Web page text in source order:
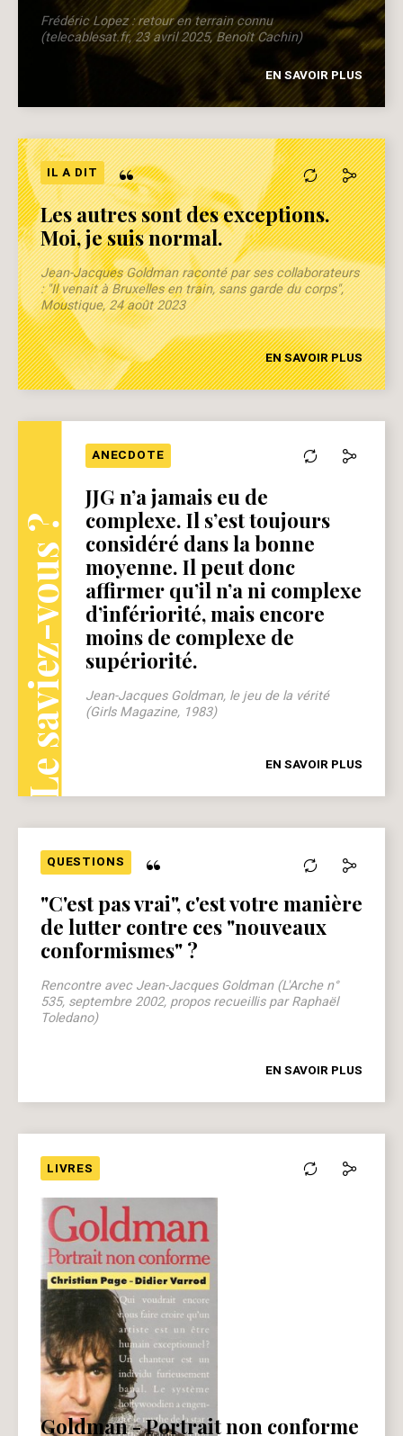
Frédéric Lopez : retour en terrain connu
(telecablesat.fr, 23 avril 2025, Benoît Cachin)
EN SAVOIR PLUS
IL A DIT “
Les autres sont des exceptions.
Moi, je suis normal.
Jean-Jacques Goldman raconté par ses collaborateurs
: "Il venait à Bruxelles en train, sans garde du corps",
Moustique, 24 août 2023
EN SAVOIR PLUS
Le saviez-vous ?
ANECDOTE
JJG n’a jamais eu de
complexe. Il s’est toujours
considéré dans la bonne
moyenne. Il peut donc
affirmer qu’il n’a ni complexe
d’infériorité, mais encore
moins de complexe de
supériorité.
Jean-Jacques Goldman, le jeu de la vérité
(Girls Magazine, 1983)
EN SAVOIR PLUS
QUESTIONS “
"C'est pas vrai", c'est votre manière
de lutter contre ces "nouveaux
conformismes" ?
Rencontre avec Jean-Jacques Goldman (L'Arche n°
535, septembre 2002, propos recueillis par Raphaël
Toledano)
EN SAVOIR PLUS
LIVRES
Goldman - Portrait non conforme